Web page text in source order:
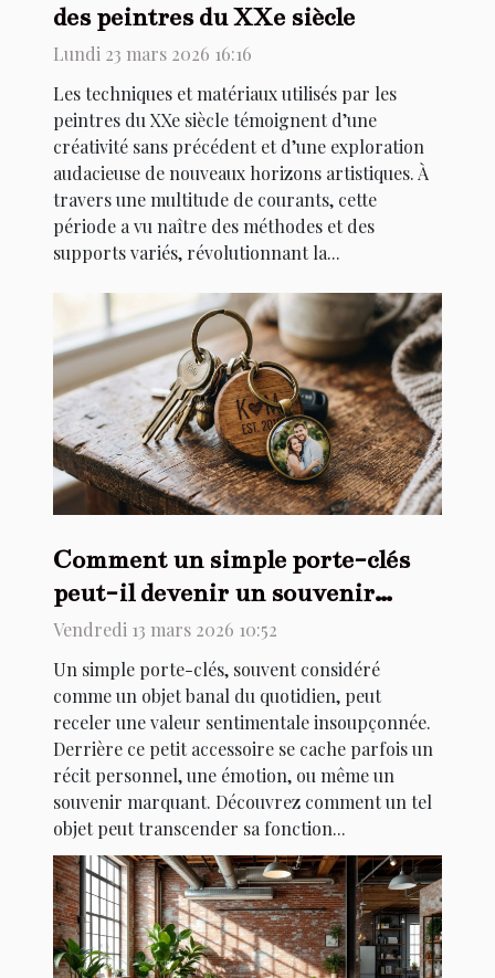
des peintres du XXe siècle
Lundi 23 mars 2026 16:16
Les techniques et matériaux utilisés par les
peintres du XXe siècle témoignent d’une
créativité sans précédent et d’une exploration
audacieuse de nouveaux horizons artistiques. À
travers une multitude de courants, cette
période a vu naître des méthodes et des
supports variés, révolutionnant la...
Comment un simple porte-clés
peut-il devenir un souvenir
précieux ?
Vendredi 13 mars 2026 10:52
Un simple porte-clés, souvent considéré
comme un objet banal du quotidien, peut
receler une valeur sentimentale insoupçonnée.
Derrière ce petit accessoire se cache parfois un
récit personnel, une émotion, ou même un
souvenir marquant. Découvrez comment un tel
objet peut transcender sa fonction...